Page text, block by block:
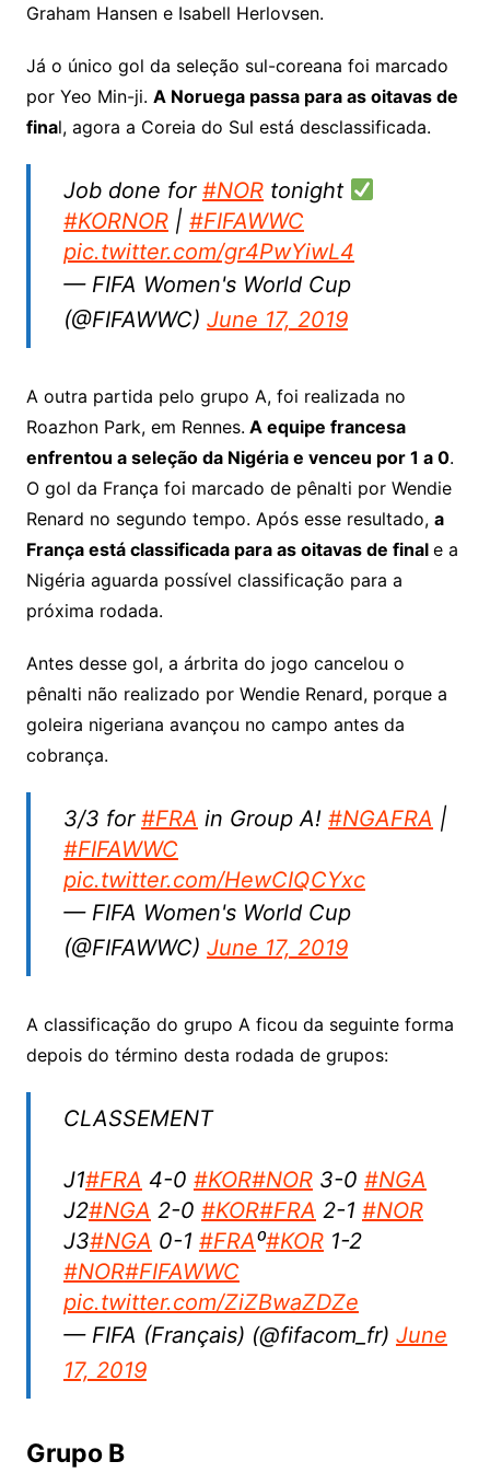
Graham Hansen e Isabell Herlovsen.
Já o único gol da seleção sul-coreana foi marcado
por Yeo Min-ji. A Noruega passa para as oitavas de
final, agora a Coreia do Sul está desclassificada.
Job done for #NORtonight
#KORNOR| #FIFAWWC
pic.twitter.com/gr4PwYiwL4
— FIFA Women's World Cup
(@FIFAWWC) June 17, 2019
A outra partida pelo grupo A, foi realizada no
Roazhon Park, em Rennes. A equipe francesa
enfrentou a seleção da Nigéria e venceu por 1 a 0.
O gol da França foi marcado de pênalti por Wendie
Renard no segundo tempo. Após esse resultado, a
França está classificada para as oitavas de final e a
Nigéria aguarda possível classificação para a
próxima rodada.
Antes desse gol, a árbrita do jogo cancelou o
pênalti não realizado por Wendie Renard, porque a
goleira nigeriana avançou no campo antes da
cobrança.
3/3 for #FRA in Group A! #NGAFRA |
#FIFAWWC
pic.twitter.com/HewCIQCYxc
— FIFA Women's World Cup
(@FIFAWWC) June 17, 2019
A classificação do grupo A ficou da seguinte forma
depois do término desta rodada de grupos:
CLASSEMENT
J1#FRA 4-0 #KOR#NOR3-0 #NGA
J2#NGA 2-0 #KOR#FRA 2-1 #NOR
J3#NGA 0-1 #FRA⁰#KOR1-2
#NOR#FIFAWWC
pic.twitter.com/ZiZBwaZDZe
— FIFA (Français) (@fifacom_fr) June
17, 2019
Grupo B